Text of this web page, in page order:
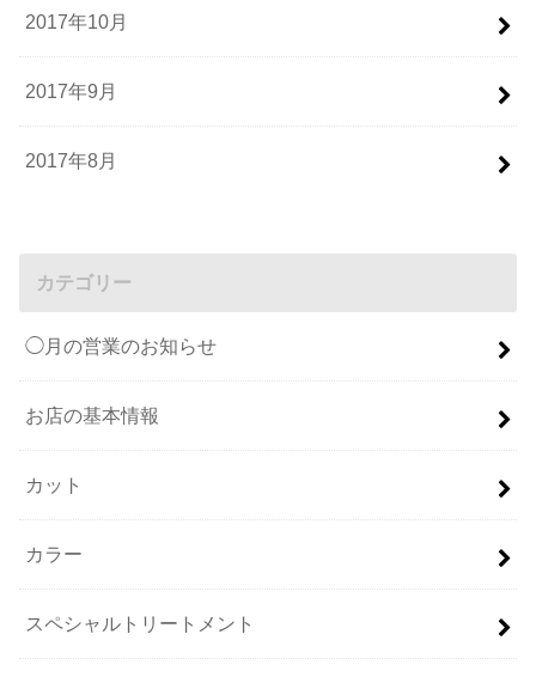
2017年10月
2017年9月
2017年8月
カテゴリー
◯月の営業のお知らせ
お店の基本情報
カット
カラー
スペシャルトリートメント